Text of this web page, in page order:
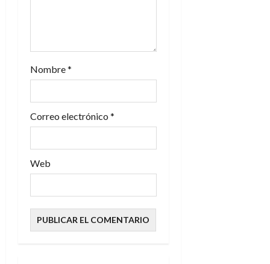
Nombre*
Correo electrónico *
Web